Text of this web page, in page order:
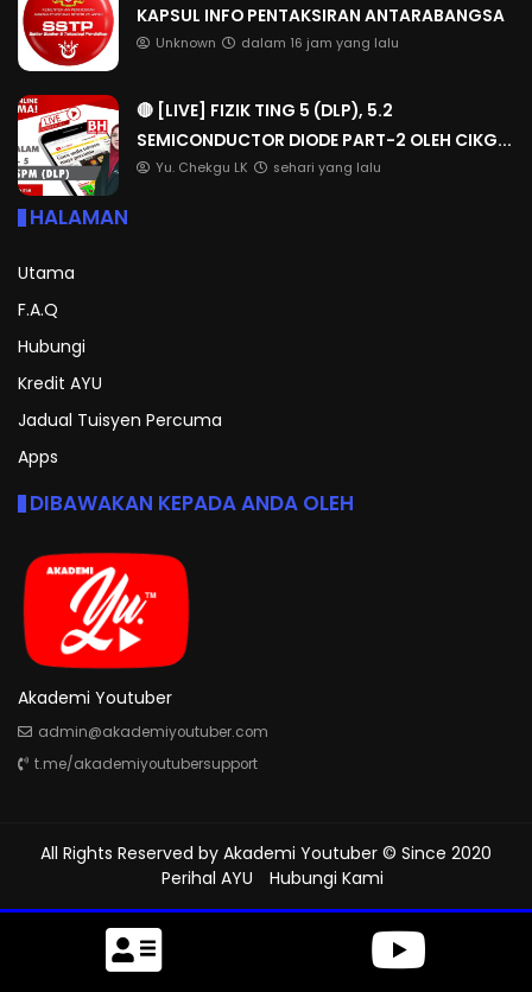
KAPSUL INFO PENTAKSIRAN ANTARABANGSA
Unknown dalam 16 jam yang lalu
🔴 [LIVE] FIZIK TING 5 (DLP), 5.2
SEMICONDUCTOR DIODE PART-2 OLEH CIKG...
Yu. Chekgu LK sehari yang lalu
HALAMAN
Utama
F.A.Q
Hubungi
Kredit AYU
Jadual Tuisyen Percuma
Apps
DIBAWAKAN KEPADA ANDA OLEH
Akademi Youtuber
admin@akademiyoutuber.com
t.me/akademiyoutubersupport
All Rights Reserved by Akademi Youtuber © Since 2020
Perihal AYU
Hubungi Kami